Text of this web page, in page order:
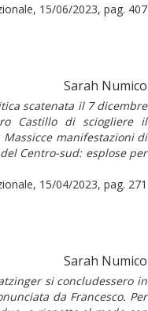
15/06/2023, pag. 407
Sarah Numico
scatenata il 7 dicembre
Castillo di sciogliere il
manifestazioni di
Centro-sud: esplose per
15/04/2023, pag. 271
Sarah Numico
si concludessero in
da Francesco. Per